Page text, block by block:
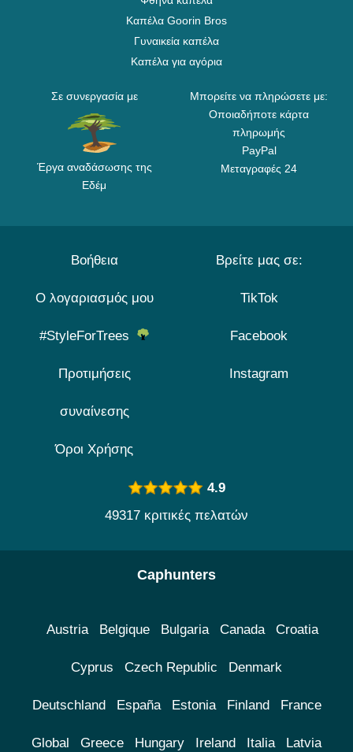
Καπέλα Goorin Bros
Γυναικεία καπέλα
Καπέλα για αγόρια
Σε συνεργασία με
Έργα αναδάσωσης της
Εδέμ
Μπορείτε να πληρώσετε με:
Οποιαδήποτε κάρτα
πληρωμής
PayPal
Μεταγραφές 24
Βοήθεια
Ο λογαριασμός μου
#StyleForTrees
Προτιμήσεις
συναίνεσης
Όροι Χρήσης
Βρείτε μας σε:
TikTok
Facebook
Instagram
4.9
49317 κριτικές πελατών
Caphunters
Austria Belgique Bulgaria Canada Croatia
Cyprus Czech Republic Denmark
Deutschland España Estonia Finland France
Global Greece Hungary Ireland Italia Latvia